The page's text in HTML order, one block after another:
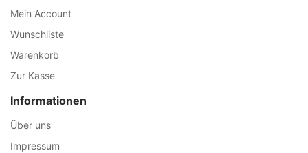
Mein Account
Wunschliste
Warenkorb
Zur Kasse
Informationen
Über uns
Impressum